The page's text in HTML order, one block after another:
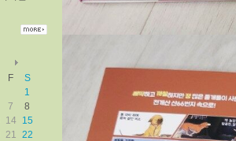
F
S
1
7
8
14
15
21
22